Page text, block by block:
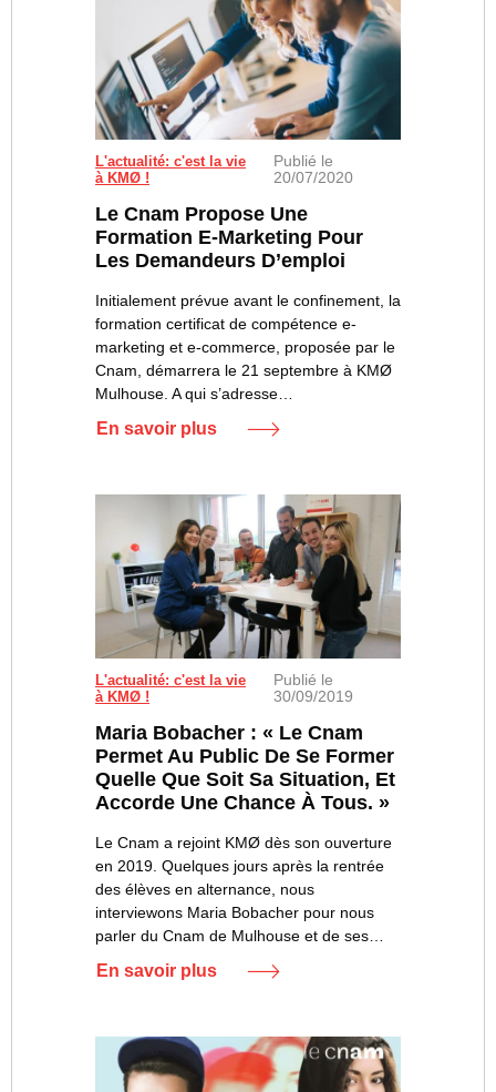
L'actualité: c'est la vie
à KMØ !
Publié le
20/07/2020
Le Cnam Propose Une
Formation E-Marketing Pour
Les Demandeurs D’emploi
Initialement prévue avant le confinement, la
formation certificat de compétence e-
marketing et e-commerce, proposée par le
Cnam, démarrera le 21 septembre à KMØ
Mulhouse. A qui s’adresse…
En savoir plus
Le service "Scolarité" se situe au 1er étage de
L'actualité: c'est la vie
à KMØ !
Publié le
30/09/2019
Maria Bobacher : « Le Cnam
Permet Au Public De Se Former
Quelle Que Soit Sa Situation, Et
Accorde Une Chance À Tous. »
Le Cnam a rejoint KMØ dès son ouverture
en 2019. Quelques jours après la rentrée
des élèves en alternance, nous
interviewons Maria Bobacher pour nous
parler du Cnam de Mulhouse et de ses…
En savoir plus